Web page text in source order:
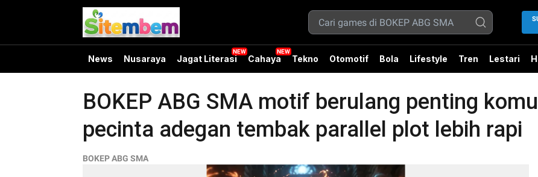
News Nusaraya Jagat Literasi Cahaya Tekno Otomotif Bola Lifestyle Tren Lestari
BOKEP ABG SMA motif berulang penting
pecinta adegan tembak parallel plot lebih rapi
BOKEP ABG SMA